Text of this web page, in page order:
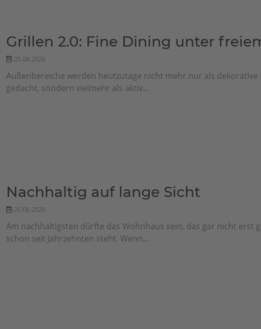
Grillen 2.0: Fine Dining unter
25.06.2026
Außenbereiche werden heutzutage nicht mehr nur als dekorative
gedacht, sondern vielmehr als aktiv...
Nachhaltig auf lange Sicht
25.06.2026
Am nachhaltigsten dürfte das Wohnhaus sein, das gar nicht erst
schon seit Jahrzehnten steht. Wenn...